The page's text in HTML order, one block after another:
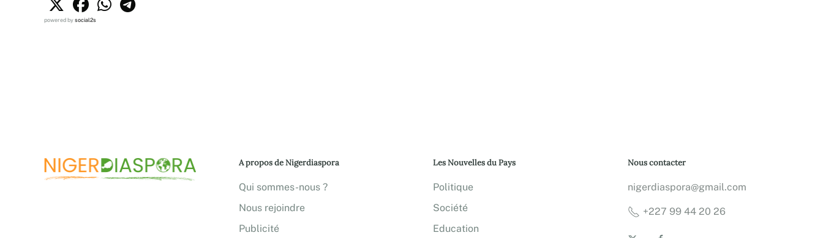
powered bysocial2s
A propos de Nigerdiaspora
Qui sommes-nous ?
Nous rejoindre
Publicité
Les Nouvelles du Pays
Politique
Société
Education
Nous contacter
nigerdiaspora@gmail.com
+227 99 44 20 26